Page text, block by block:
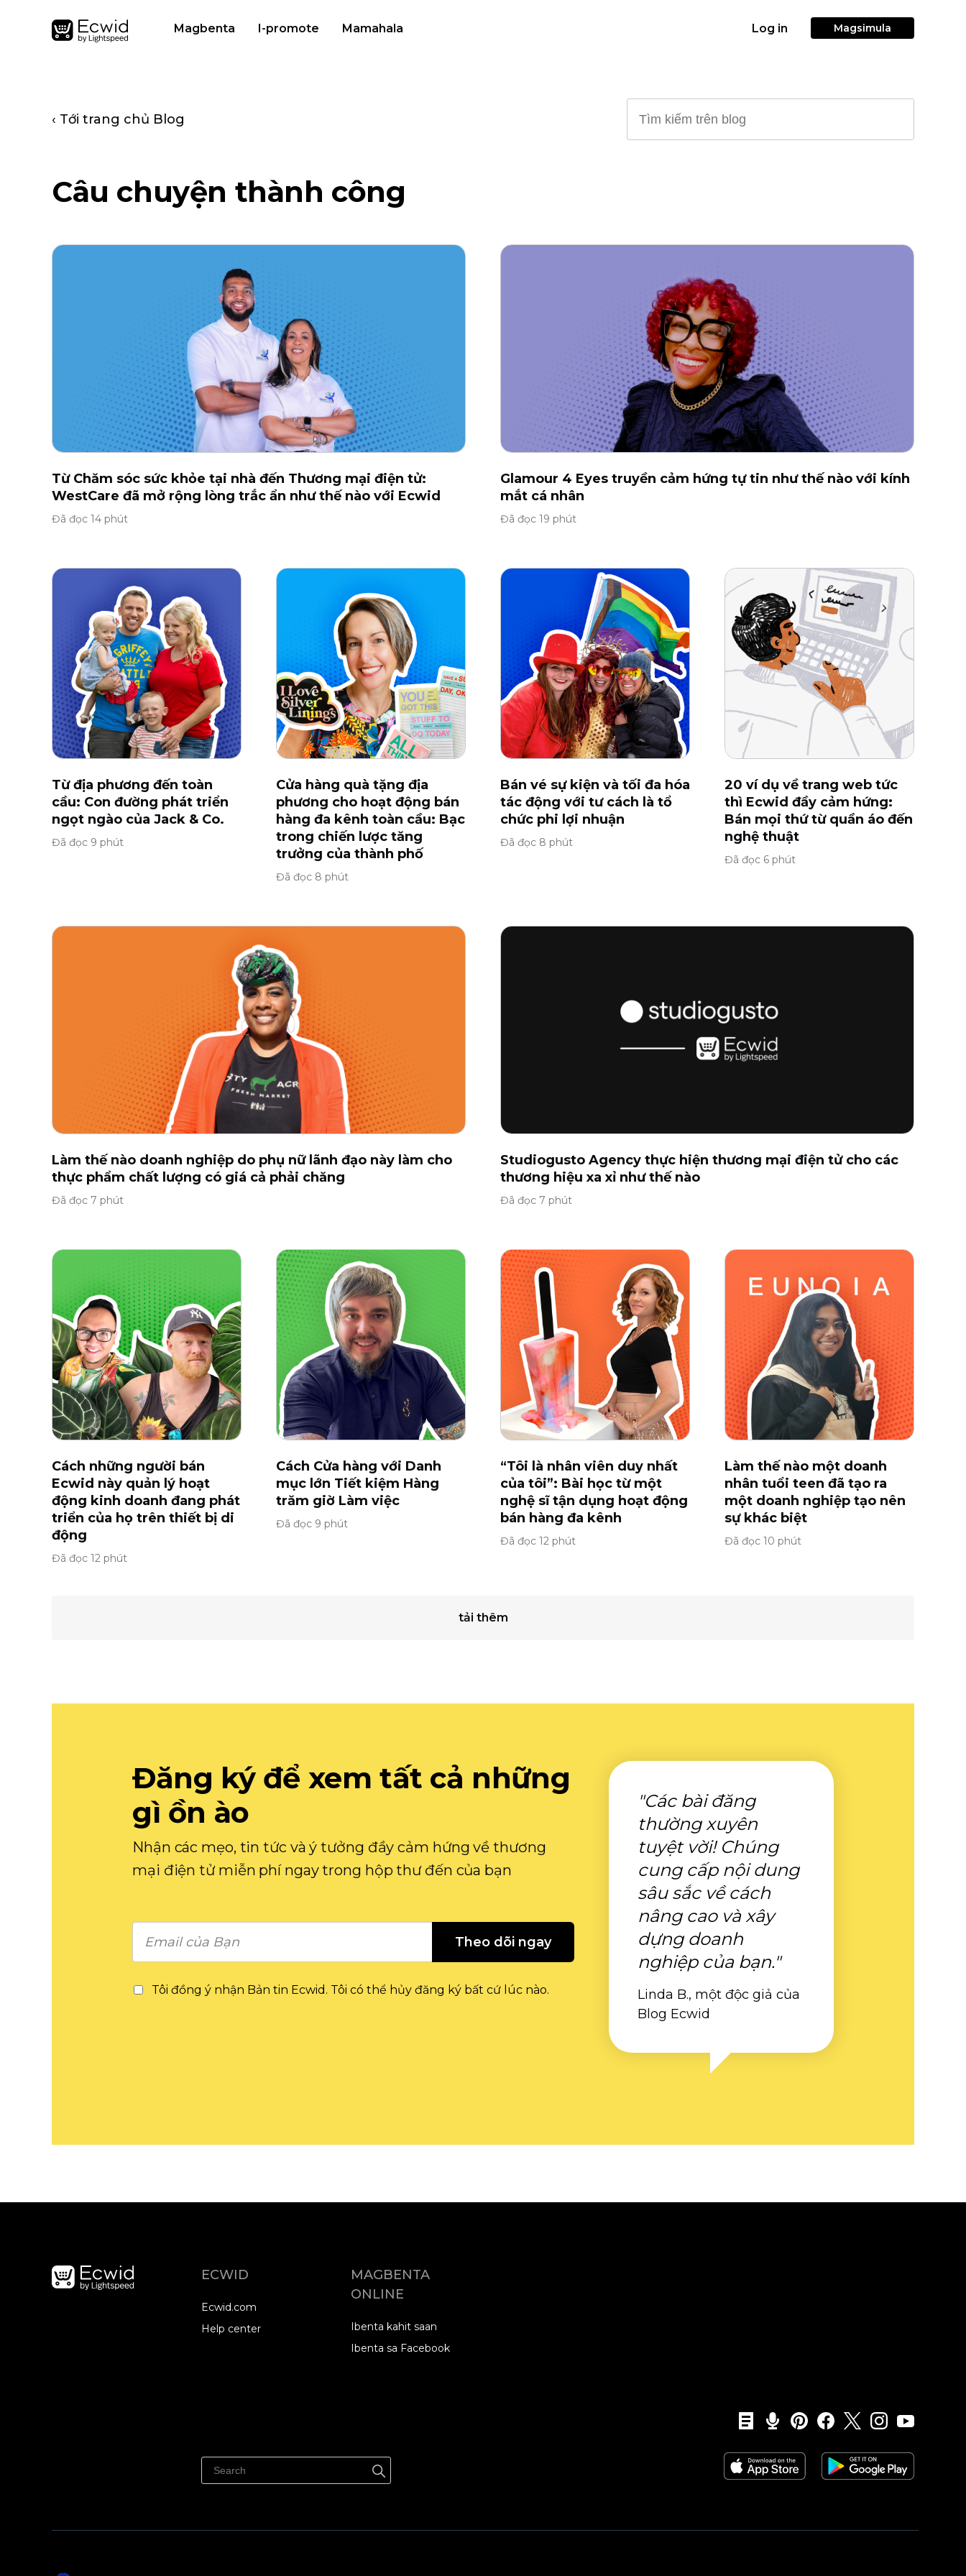
Magbenta I-promote Mamahala Log in Magsimula
‹ Tới trang chủ Blog
Câu chuyện thành công
Từ Chăm sóc sức khỏe tại nhà đến Thương mại điện tử:
WestCare đã mở rộng lòng trắc ẩn như thế nào với Ecwid
Đã đọc 14 phút
Glamour 4 Eyes truyền cảm hứng tự tin như thế nào với kính
mắt cá nhân
Đã đọc 19 phút
Từ địa phương đến toàn
cầu: Con đường phát triển
ngọt ngào của Jack & Co.
Đã đọc 9 phút
Cửa hàng quà tặng địa
phương cho hoạt động bán
hàng đa kênh toàn cầu: Bạc
trong chiến lược tăng
trưởng của thành phố
Đã đọc 8 phút
Bán vé sự kiện và tối đa hóa
tác động với tư cách là tổ
chức phi lợi nhuận
Đã đọc 8 phút
20 ví dụ về trang web tức
thì Ecwid đầy cảm hứng:
Bán mọi thứ từ quần áo đến
nghệ thuật
Đã đọc 6 phút
Làm thế nào doanh nghiệp do phụ nữ lãnh đạo này làm cho
thực phẩm chất lượng có giá cả phải chăng
Đã đọc 7 phút
Studiogusto Agency thực hiện thương mại điện tử cho các
thương hiệu xa xỉ như thế nào
Đã đọc 7 phút
Cách những người bán
Ecwid này quản lý hoạt
động kinh doanh đang phát
triển của họ trên thiết bị di
động
Đã đọc 12 phút
Cách Cửa hàng với Danh
mục lớn Tiết kiệm Hàng
trăm giờ Làm việc
Đã đọc 9 phút
“Tôi là nhân viên duy nhất
của tôi”: Bài học từ một
nghệ sĩ tận dụng hoạt động
bán hàng đa kênh
Đã đọc 12 phút
Làm thế nào một doanh
nhân tuổi teen đã tạo ra
một doanh nghiệp tạo nên
sự khác biệt
Đã đọc 10 phút
tải thêm
Đăng ký để xem tất cả những
gì ồn ào
Nhận các mẹo, tin tức và ý tưởng đầy cảm hứng về thương
mại điện tử miễn phí ngay trong hộp thư đến của bạn
Theo dõi ngay
Tôi đồng ý nhận Bản tin Ecwid. Tôi có thể hủy đăng ký bất cứ lúc nào.
"Các bài đăng
thường xuyên
tuyệt vời! Chúng
cung cấp nội dung
sâu sắc về cách
nâng cao và xây
dựng doanh
nghiệp của bạn."
Linda B., một độc giả của
Blog Ecwid
ECWID
Ecwid.com
Help center
MAGBENTA
ONLINE
Ibenta kahit saan
Ibenta sa Facebook